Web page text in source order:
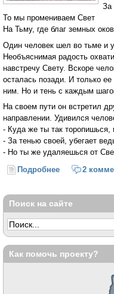
За
То мы промениваем Свет
На Тьму, где благ земных
Один человек шел во тьме и
Необъяснимая радость
навстречу Свету. Вскоре
осталась позади. И только
ним. Но и тень с каждым
На своем пути он встретил
направлении. Удивился
- Куда же ты так торопишься,
- За тенью своей, убегает
- Но ты же удаляешься от
Подробнее о Тень2
Поиск на сайте
Как помочь проекту?